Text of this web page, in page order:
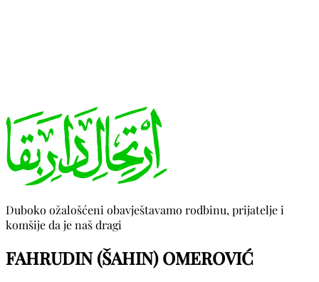
Duboko ožalošćeni obavještavamo rodbinu, prijatelje i
komšije da je naš dragi
FAHRUDIN (ŠAHIN) OMEROVIĆ